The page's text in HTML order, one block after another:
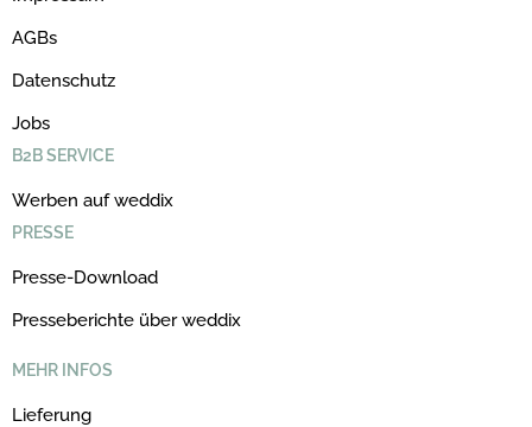
AGBs
Datenschutz
Jobs
B2B SERVICE
Werben auf weddix
PRESSE
Presse-Download
Presseberichte über weddix
MEHR INFOS
Lieferung